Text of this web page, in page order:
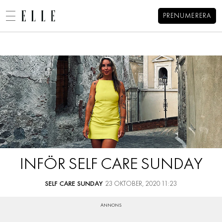
PRENUMERERA
BEAUTY
DECORATION
MAT & VIN
VIDEO
BLOGGAR
MEMBER
Alexandra Pizzonis blogg MENY
HEM
OM ALEXANDRA
KATEGORIER
ARKIV
KONTAKT
INFÖR SELF CARE SUNDAY
SELF CARE SUNDAY 23 OKTOBER, 2020 11:23